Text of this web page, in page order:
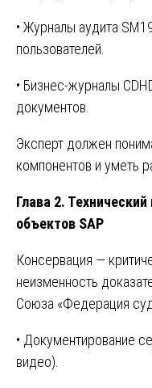
• Журналы аудита
пользователей.
• Бизнес-журналы
документов.
Эксперт должен
компонентов и уметь
Глава 2.
объектов SAP
Консервация —
неизменность
Союза «Федерация
• Документирование
видео).